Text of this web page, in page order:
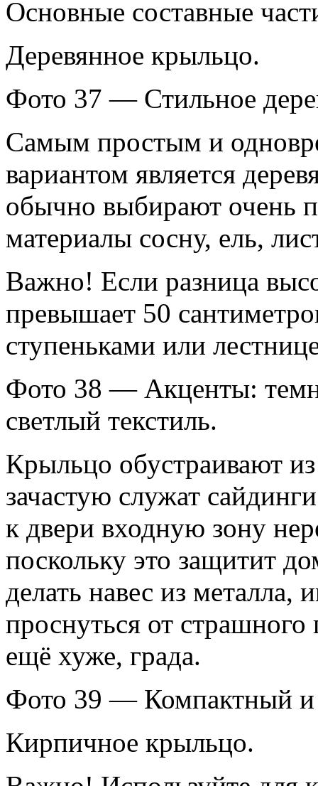
Основные составные
Деревянное крыльцо.
Фото 37 — Стильное
Самым простым и
вариантом является
обычно выбирают очень
материалы сосну, ель,
Важно! Если разница
превышает 50
ступеньками или
Фото 38 — Акценты:
светлый текстиль.
Крыльцо обустраивают
зачастую служат
к двери входную зону
поскольку это защитит
делать навес из
проснуться от
ещё хуже, града.
Фото 39 — Компактный и
Кирпичное крыльцо.